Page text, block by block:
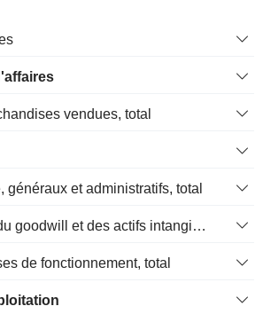
vendues, total
généraux et administratifs, total
Dépréciation du goodwill et des actifs intangibles
de fonctionnement, total